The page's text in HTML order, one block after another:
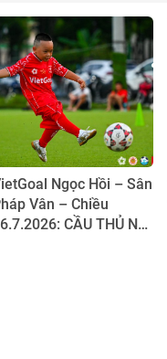
Ngọc Hồi – Sân
Vân – Chiều
CẦU THỦ NHÍ